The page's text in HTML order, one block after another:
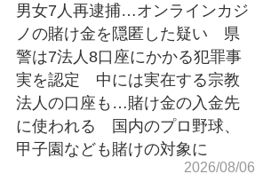
男女7人再逮捕…オンラインカジ
ノの賭け金を隠匿した疑い 県
警は7法人8口座にかかる犯罪事
実を認定 中には実在する宗教
法人の口座も…賭け金の入金先
に使われる 国内のプロ野球、
甲子園なども賭けの対象に
2026/08/06